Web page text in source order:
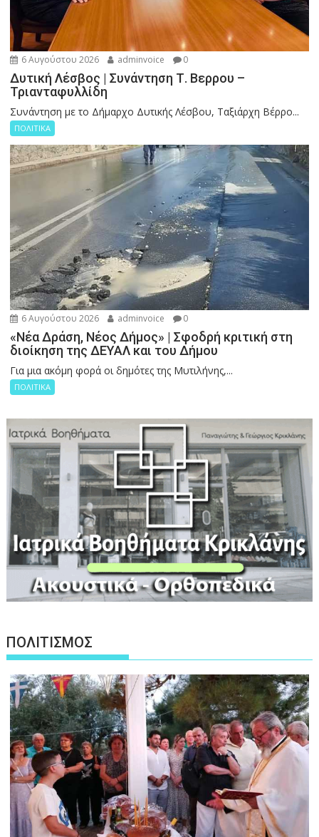
6 Αυγούστου 2026 adminvoice 0
Δυτική Λέσβος | Συνάντηση Τ. Βερρου –
Τριανταφυλλίδη
Συνάντηση με το Δήμαρχο Δυτικής Λέσβου, Ταξιάρχη Βέρρο...
ΠΟΛΙΤΙΚΑ
6 Αυγούστου 2026 adminvoice 0
«Νέα Δράση, Νέος Δήμος» | Σφοδρή κριτική στη
διοίκηση της ΔΕΥΑΛ και του Δήμου
Για μια ακόμη φορά οι δημότες της Μυτιλήνης,...
ΠΟΛΙΤΙΚΑ
ΠΟΛΙΤΙΣΜΟΣ